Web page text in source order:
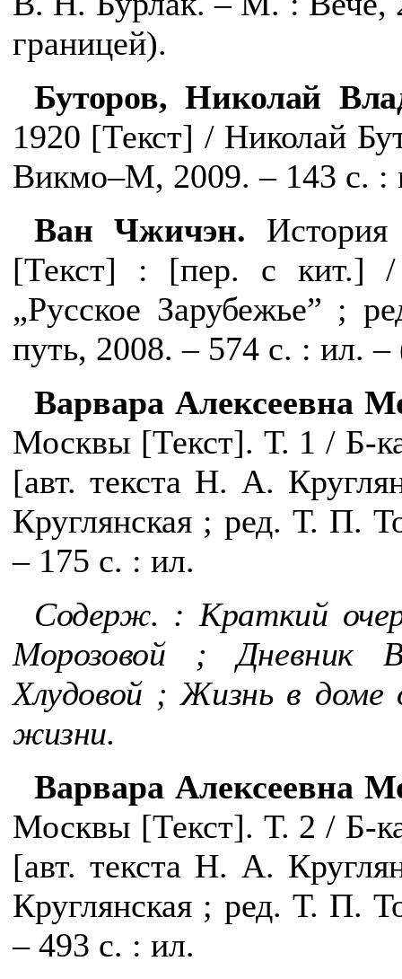
границей).
Буторов, Николай
1920 [Текст] / Николай
Викмо–М, 2009. – 143 с. :
Ван Чжичэн.
[Текст] : [пер. с
„Русское Зарубежье”
путь, 2008. – 574 с. : ил. –
Варвара Алексеевна
Москвы [Текст]. Т. 1 / Б-
[авт. текста Н. А.
Круглянская ; ред. Т. П.
– 175 с. : ил.
Содерж. : Краткий
Морозовой ; Дневник
Хлудовой ; Жизнь в доме
жизни.
Варвара Алексеевна
Москвы [Текст]. Т. 2 / Б-
[авт. текста Н. А.
Круглянская ; ред. Т. П.
– 493 с. : ил.